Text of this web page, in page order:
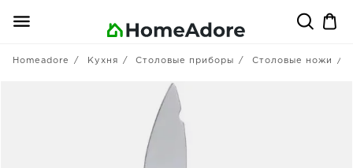
Homeadore Кухня Столовые приборы Столовые ножи